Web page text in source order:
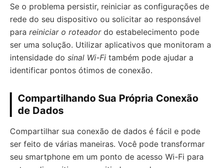
Se o problema persistir, reiniciar as configurações de
rede do seu dispositivo ou solicitar ao responsável
para reiniciar o roteadordo estabelecimento pode
ser uma solução. Utilizar aplicativos que monitoram a
intensidade do sinal Wi-Fi também pode ajudar a
identificar pontos ótimos de conexão.
Compartilhando Sua Própria Conexão
de Dados
Compartilhar sua conexão de dados é fácil e pode
ser feito de várias maneiras. Você pode transformar
seu smartphone em um ponto de acesso Wi-Fi para